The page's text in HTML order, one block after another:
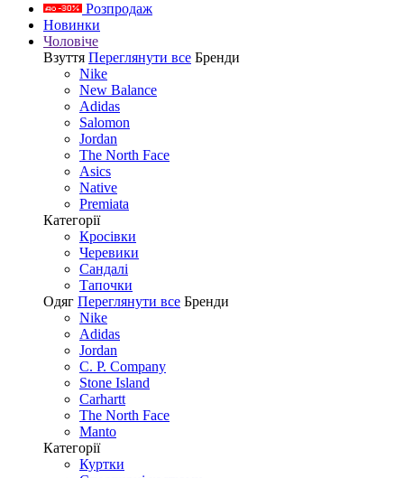
Розпродаж
Новинки
Чоловіче
Взуття Переглянути все Бренди
Nike
New Balance
Adidas
Salomon
Jordan
The North Face
Asics
Native
Premiata
Категорії
Кросівки
Черевики
Сандалі
Tапочки
Одяг Переглянути все Бренди
Nike
Adidas
Jordan
C. P. Company
Stone Island
Carhartt
The North Face
Manto
Категорії
Куртки